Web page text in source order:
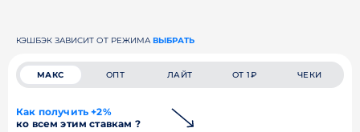
КЭШБЭК ЗАВИСИТ ОТ РЕЖИМА ВЫБРАТЬ
МАКС ОПТ ЛАЙТ ОТ 1₽ ЧЕКИ
Как получить +2%
ко всем этим ставкам ?